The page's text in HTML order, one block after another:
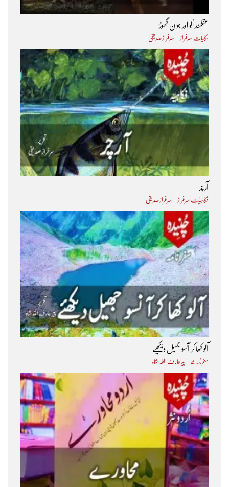
عقلمند اُلّو اور جوان گھوڑا
حکایات سرفراز سرفراز صدیقی
آر چر
فکاہیاتِ سرفراز سرفراز صدیقی
آلو کھا کر آنسو جھیل دیکھیے
سفرنامے پیر عارف اﷲ شاہ